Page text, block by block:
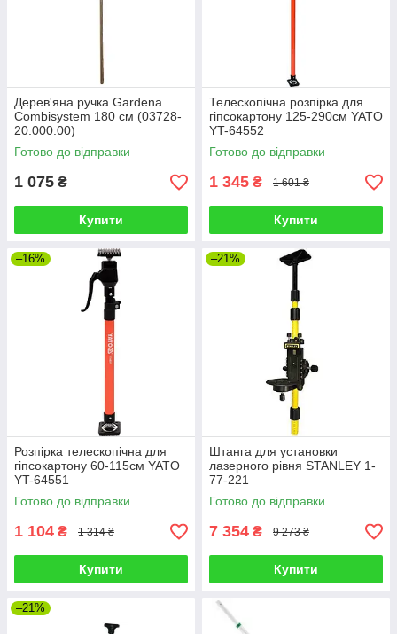
Дерев'яна ручка Gardena
Combisystem 180 см (03728-
20.000.00)
Готово до відправки
1 075 ₴
Купити
Телескопічна розпірка для
гіпсокартону 125-290см YATO
YT-64552
Готово до відправки
1 345 ₴ 1 601 ₴
Купити
–16%
Розпірка телескопічна для
гіпсокартону 60-115см YATO
YT-64551
Готово до відправки
1 104 ₴ 1 314 ₴
Купити
–21%
Штанга для установки
лазерного рівня STANLEY 1-
77-221
Готово до відправки
7 354 ₴ 9 273 ₴
Купити
–21%